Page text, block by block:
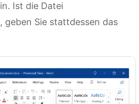
Ist die Datei
Sie stattdessen das